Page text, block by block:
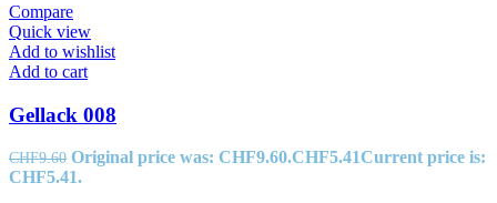
Compare
Quick view
Add to wishlist
Add to cart
Gellack 008
CHF9.60 Original price was: CHF9.60.CHF5.41Current price is:
CHF5.41.